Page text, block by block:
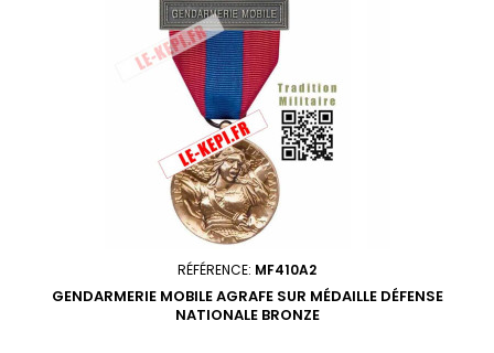
RÉFÉRENCE: MF410A2
GENDARMERIE MOBILE AGRAFE SUR MÉDAILLE DÉFENSE
NATIONALE BRONZE